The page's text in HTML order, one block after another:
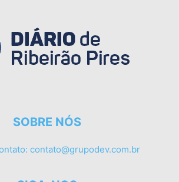
SOBRE NÓS
contato@grupodev.com.br